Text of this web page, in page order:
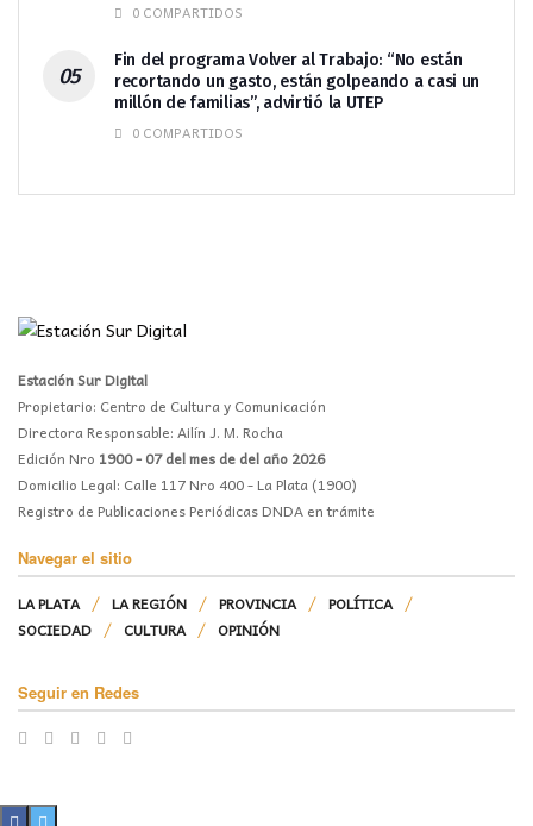
0 COMPARTIDOS
Fin del programa Volver al Trabajo: “No están
recortando un gasto, están golpeando a casi un
millón de familias”, advirtió la UTEP
0 COMPARTIDOS
Estación Sur Digital
Propietario: Centro de Cultura y Comunicación
Directora Responsable: Ailín J. M. Rocha
Edición Nro 1900 - 07 del mes de del año 2026
Domicilio Legal: Calle 117 Nro 400 - La Plata (1900)
Registro de Publicaciones Periódicas DNDA en trámite
Navegar el sitio
LA PLATA LA REGIÓN PROVINCIA
POLÍTICA
SOCIEDAD
CULTURA OPINIÓN
Seguir en Redes